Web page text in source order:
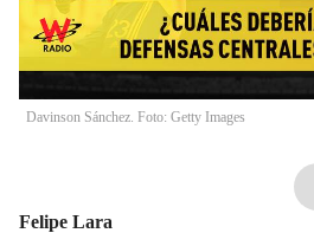
Davinson Sánchez. Foto: Getty Images
Felipe Lara